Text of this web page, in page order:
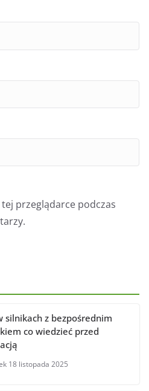
przeglądarce podczas
silnikach z bezpośrednim
co wiedzieć przed
18 listopada 2025